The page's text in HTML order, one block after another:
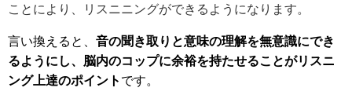
ことにより、リスニニングができるようになります。
言い換えると、 音の聞き取りと意味の理解を無意識にでき
るようにし、脳内のコップに余裕を持たせることがリスニ
ング上達のポイント です。